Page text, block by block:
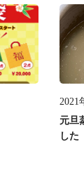
2021
元旦
した